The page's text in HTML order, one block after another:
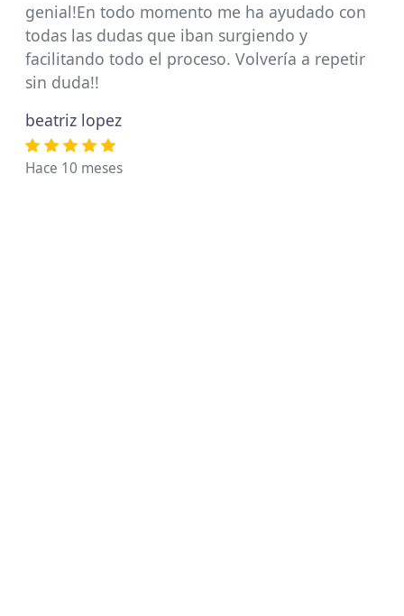
genial!En todo momento me ha ayudado con
todas las dudas que iban surgiendo y
facilitando todo el proceso. Volvería a repetir
sin duda!!
beatriz lopez
Hace 10 meses